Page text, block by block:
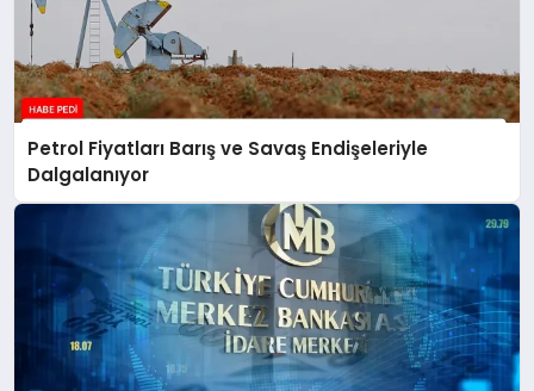
Petrol Fiyatları Barış ve Savaş Endişeleriyle
Dalgalanıyor